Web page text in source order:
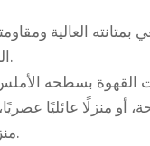
بمتانته العالية
الخشب الصلب ثباتًا وقوة استثنائية.
القهوة بسطحه
منزلًا عائليًا
منزلك بفخامة عصرية وتصميم عملي.